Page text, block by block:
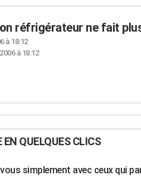
réfrigérateur ne fait
à 18:12
à 18:12
QUELQUES CLICS
simplement avec ceux qui